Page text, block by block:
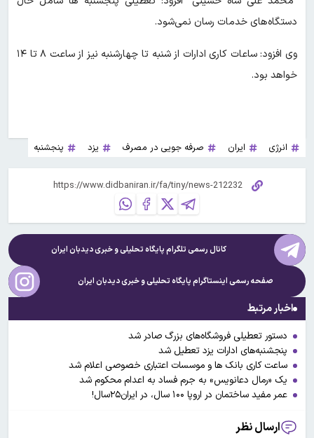
دستگاه‌های خدمات رسان نمی‌شود.
وی افزود: ساعات کاری ادارات از شنبه تا چهارشنبه نیز از ساعت ٨ تا ١۴
خواهد بود.
انرژی ایران صرفه جویی در مصرف یزد پنجشنبه
کانال رسمی تلگرام پایگاه تحلیلی و خبریدیدبان ایران
صفحه رسمی اینستاگرام پایگاه تحلیلی و خبریدیدبان ایران
اخبار مرتبط
دستور تعطیلی فروشگاه‌های بزرگ صادر شد
پنجشنبه‌‌های ادارات یزد تعطیل شد
ساعت کاری بانک ها و موسسات اعتباری خصوصی اعلام شد
یک «رمال دعانویس» به جرم فساد به اعدام محکوم شد
عمر مفید ساختمان در اروپا ۱۰۰ سال، در ایران۲۵سال!
ارسال نظر